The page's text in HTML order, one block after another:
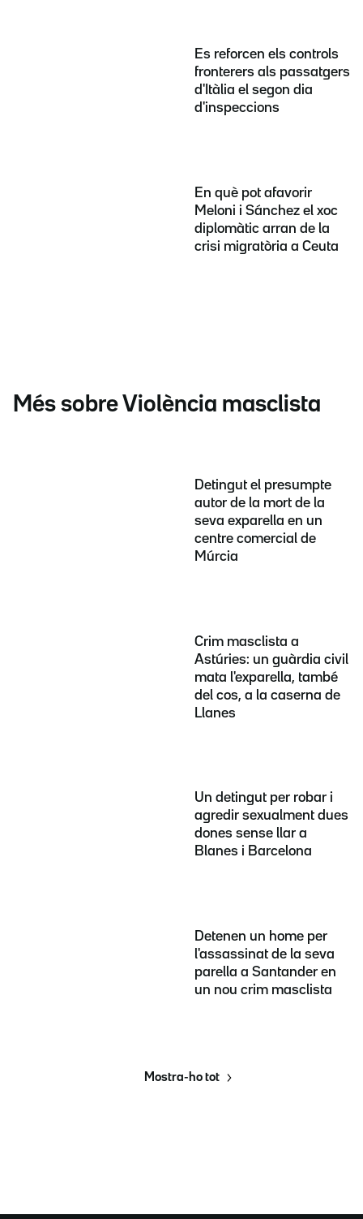
Es reforcen els controls
fronterers als passatgers
d'Itàlia el segon dia
d'inspeccions
En què pot afavorir
Meloni i Sánchez el xoc
diplomàtic arran de la
crisi migratòria a Ceuta
Més sobre Violència masclista
Detingut el presumpte
autor de la mort de la
seva exparella en un
centre comercial de
Múrcia
Crim masclista a
Astúries: un guàrdia civil
mata l'exparella, també
del cos, a la caserna de
Llanes
Un detingut per robar i
agredir sexualment dues
dones sense llar a
Blanes i Barcelona
Detenen un home per
l'assassinat de la seva
parella a Santander en
un nou crim masclista
Mostra-ho tot